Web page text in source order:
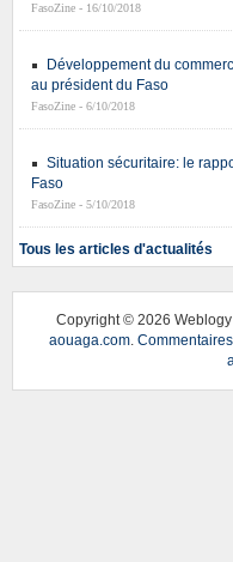
FasoZine - 16/10/2018
Développement du
au président du Faso
FasoZine - 6/10/2018
Situation sécuritaire: le
Faso
FasoZine - 5/10/2018
Tous les articles d'actualités
Copyright © 2026 Weblogy
aouaga.com. Commentaires